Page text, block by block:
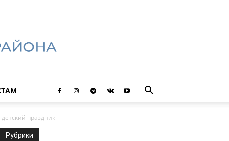
праздник
Рубрики